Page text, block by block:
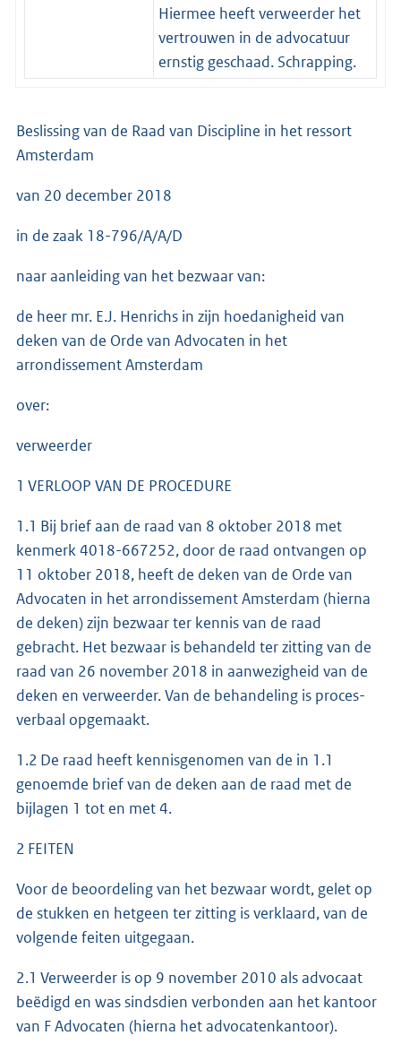
Hiermee heeft verweerder het
vertrouwen in de advocatuur
ernstig geschaad. Schrapping.
Beslissing van de Raad van Discipline in het ressort
Amsterdam
van 20 december 2018
in de zaak 18-796/A/A/D
naar aanleiding van het bezwaar van:
de heer mr. E.J. Henrichs in zijn hoedanigheid van
deken van de Orde van Advocaten in het
arrondissement Amsterdam
over:
verweerder
1 VERLOOP VAN DE PROCEDURE
1.1 Bij brief aan de raad van 8 oktober 2018 met
kenmerk 4018-667252, door de raad ontvangen op
11 oktober 2018, heeft de deken van de Orde van
Advocaten in het arrondissement Amsterdam (hierna
de deken) zijn bezwaar ter kennis van de raad
gebracht. Het bezwaar is behandeld ter zitting van de
raad van 26 november 2018 in aanwezigheid van de
deken en verweerder. Van de behandeling is proces-
verbaal opgemaakt.
1.2 De raad heeft kennisgenomen van de in 1.1
genoemde brief van de deken aan de raad met de
bijlagen 1 tot en met 4.
2 FEITEN
Voor de beoordeling van het bezwaar wordt, gelet op
de stukken en hetgeen ter zitting is verklaard, van de
volgende feiten uitgegaan.
2.1 Verweerder is op 9 november 2010 als advocaat
beëdigd en was sindsdien verbonden aan het kantoor
van F Advocaten (hierna het advocatenkantoor).